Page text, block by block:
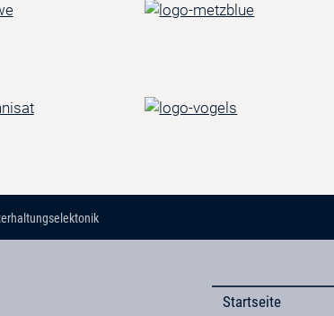
Startseite